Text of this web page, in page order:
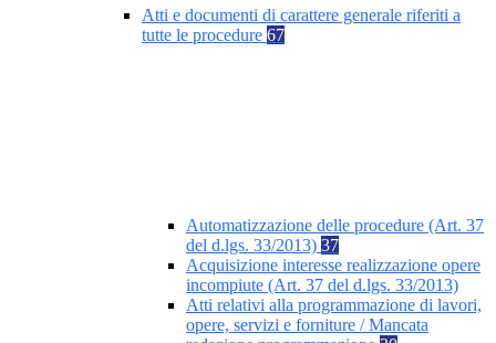
Atti e documenti di carattere generale riferiti a
tutte le procedure 67
Automatizzazione delle procedure (Art. 37
del d.lgs. 33/2013) 37
Acquisizione interesse realizzazione opere
incompiute (Art. 37 del d.lgs. 33/2013)
Atti relativi alla programmazione di lavori,
opere, servizi e forniture / Mancata